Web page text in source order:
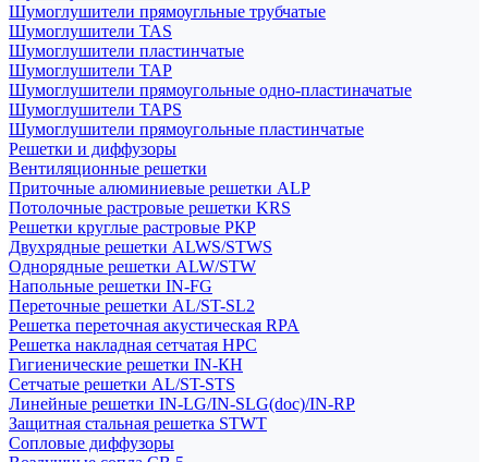
Шумоглушители прямоугльные трубчатые
Шумоглушители TAS
Шумоглушители пластинчатые
Шумоглушители TAP
Шумоглушители прямоугольные одно-пластиначатые
Шумоглушители TAPS
Шумоглушители прямоугольные пластинчатые
Решетки и диффузоры
Вентиляционные решетки
Приточные алюминиевые решетки ALP
Потолочные растровые решетки KRS
Решетки круглые растровые РКР
Двухрядные решетки ALWS/STWS
Однорядные решетки ALW/STW
Напольные решетки IN-FG
Переточные решетки AL/ST-SL2
Решетка переточная акустическая RPA
Решетка накладная сетчатая НРС
Гигиенические решетки IN-КН
Сетчатые решетки AL/ST-STS
Линейные решетки IN-LG/IN-SLG(doc)/IN-RP
Защитная стальная решетка STWT
Сопловые диффузоры